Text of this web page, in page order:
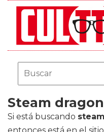
Steam
Si está buscando